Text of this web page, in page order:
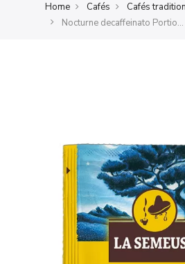
Home Cafés
Cafés
Nocturne decaffeinato Portions 44mm 150 pcs individuelles